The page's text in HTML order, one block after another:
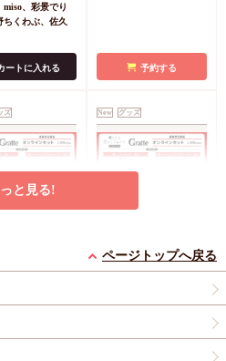
miso、彩景でり
ちくわぶ、佐久
ートに入れる
ンダム））
予約する
ズ New グッズ
クッキー絵柄【4】窪
田マル先生「君となら
窪田マル
と見る!
ページトップへ戻る